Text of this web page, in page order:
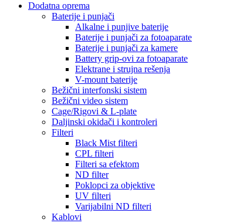
Dodatna oprema
Baterije i punjači
Alkalne i punjive baterije
Baterije i punjači za fotoaparate
Baterije i punjači za kamere
Battery grip-ovi za fotoaparate
Elektrane i strujna rešenja
V-mount baterije
Bežični interfonski sistem
Bežični video sistem
Cage/Rigovi & L-plate
Daljinski okidači i kontroleri
Filteri
Black Mist filteri
CPL filteri
Filteri sa efektom
ND filter
Poklopci za objektive
UV filteri
Varijabilni ND filteri
Kablovi